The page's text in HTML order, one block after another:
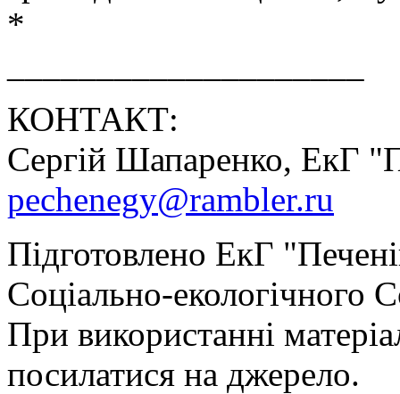
*
КОНТАКТ:
Сергій Шапаренко, ЕкГ
pechenegy@rambler.ru
Підготовлено ЕкГ
Соціально-екологічного
При використанні
посилатися на джерело.